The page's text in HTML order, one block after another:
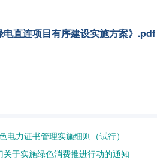
电直连项目有序建设实施方案》.pdf
电力证书管理实施细则（试行）
关于实施绿色消费推进行动的通知